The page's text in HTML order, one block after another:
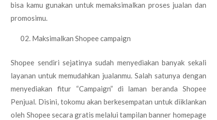
bisa kamu gunakan untuk memaksimalkan proses jualan dan
promosimu.
Maksimalkan Shopee campaign
Shopee sendiri sejatinya sudah menyediakan banyak sekali
layanan untuk memudahkan jualanmu. Salah satunya dengan
menyediakan fitur “Campaign” di laman beranda Shopee
Penjual. Disini, tokomu akan berkesempatan untuk diiklankan
oleh Shopee secara gratis melalui tampilan banner homepage